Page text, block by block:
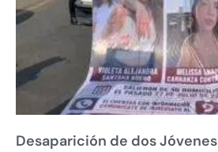
Desaparición de dos